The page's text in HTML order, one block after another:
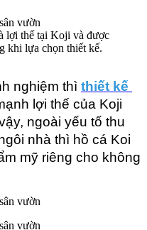
lợi thế tại Koji và được
khi lựa chọn thiết kế.
nghiệm thì thiết kế
lợi thế của Koji
ngoài yếu tố thu
nhà thì hồ cá Koi
mỹ riêng cho không